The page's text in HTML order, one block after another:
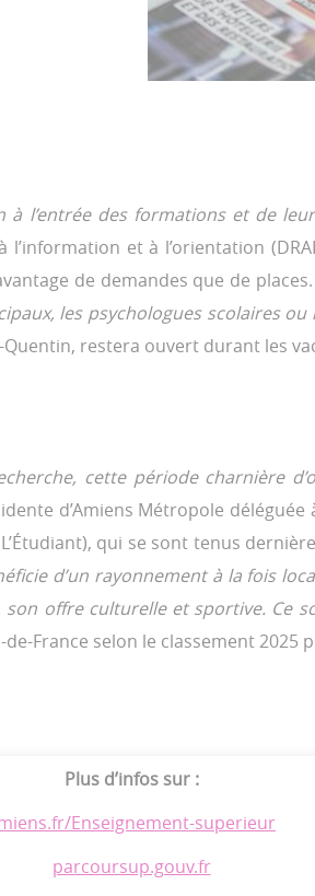
l’entrée des formations et de
et à l’orientation
de demandes que de
les psychologues scolaires ou
restera ouvert durant les
cette période charnière
d’Amiens Métropole
qui se sont tenus
d’un rayonnement à la fois
offre culturelle et sportive. Ce
France selon le classement 2025
Plus d’infos sur :
Enseignement-superieur
parcoursup.gouv.fr